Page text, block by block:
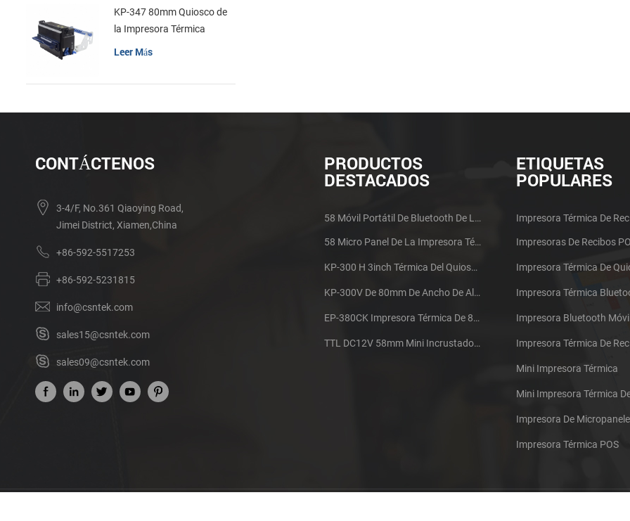
KP-347 80mm Quiosco de
la Impresora Térmica
Leer Más
CONTÁCTENOS
3-4/F, No.361 Qiaoying Road,
Jimei District, Xiamen,China
+86-592-5517253
+86-592-5231815
info@csntek.com
sales15@csntek.com
sales09@csntek.com
PRODUCTOS
DESTACADOS
58 Móvil Portátil De Bluetooth De La Impresora Térmica De PTP-II
58 Micro Panel De La Impresora Térmica De Recibos CSN-A1
KP-300 H 3inch Térmica Del Quiosco De La Impresora Módulo De
KP-300V De 80mm De Ancho De Alta Velocidad De La Impresora Térmica Del Quiosco
EP-380CK Impresora Térmica De 80 Mm Con Bloqueo De La Tapa
TTL DC12V 58mm Mini Incrustado Taxi De La Impresora Térmica De Recibos
ETIQUETAS
POPULARES
Impresora Térmica De
Impresoras De Recibos
Impresora Térmica De
Impresora Térmica
Impresora Bluetooth
Mini Impresora Térmica
Mini Impresora Térmica
Impresora De
Impresora Térmica POS